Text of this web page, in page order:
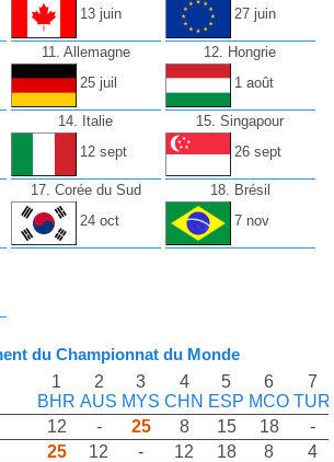
13 juin
27 juin
11. Allemagne
25 juil
12. Hongrie
1 août
14. Italie
12 sept
15. Singapour
26 sept
17. Corée du Sud
24 oct
18. Brésil
7 nov
du Championnat du Monde
1
BHR
2
AUS
3
MYS
4
CHN
5
ESP
6
MCO
7
TUR
12 - 25 8 15 18
-
25 12 - 12 18 8
4